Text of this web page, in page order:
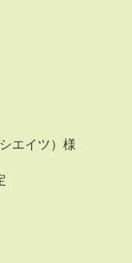
エイツ）様